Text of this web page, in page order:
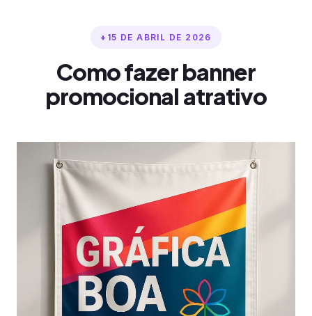
15 DE ABRIL DE 2026
Como fazer banner
promocional atrativo